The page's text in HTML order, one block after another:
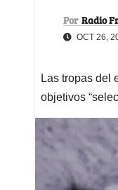
Por Radio
OCT 26,
Las tropas del
objetivos